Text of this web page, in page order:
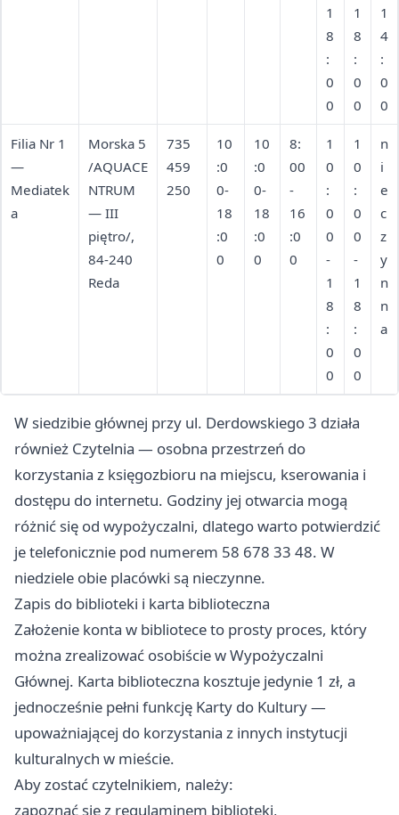
1
8
:
0
0
1
8
:
0
0
1
4
:
0
0
Filia Nr 1
—
Mediatek
a
Morska 5
/AQUACE
NTRUM
— III
piętro/,
84-240
Reda
735
459
250
10
:0
0-
18
:0
0
10
:0
0-
18
:0
0
8:
00
-
16
:0
0
1
0
:
0
0
-
1
8
:
0
0
1
0
:
0
0
-
1
8
:
0
0
n
i
e
c
z
y
n
n
a
W siedzibie głównej przy ul. Derdowskiego 3 działa
również Czytelnia — osobna przestrzeń do
korzystania z księgozbioru na miejscu, kserowania i
dostępu do internetu. Godziny jej otwarcia mogą
różnić się od wypożyczalni, dlatego warto potwierdzić
je telefonicznie pod numerem 58 678 33 48. W
niedziele obie placówki są nieczynne.
Zapis do biblioteki i karta biblioteczna
Założenie konta w bibliotece to prosty proces, który
można zrealizować osobiście w Wypożyczalni
Głównej. Karta biblioteczna kosztuje jedynie 1 zł, a
jednocześnie pełni funkcję Karty do Kultury —
upoważniającej do korzystania z innych instytucji
kulturalnych w mieście.
Aby zostać czytelnikiem, należy:
zapoznać się z regulaminem biblioteki,